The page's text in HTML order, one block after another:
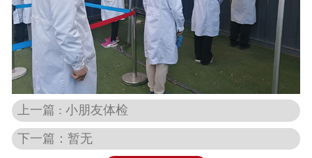
党群建设
在线预约
联系我们
上一篇 : 小朋友体检
下一篇：暂无